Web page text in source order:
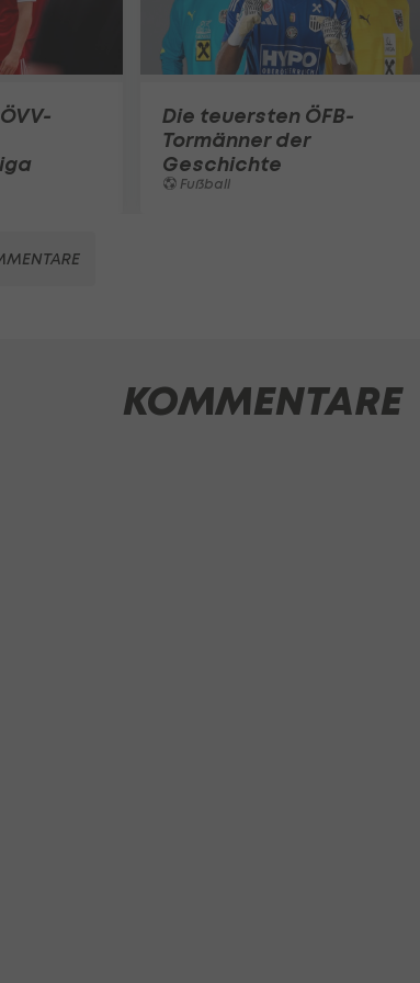
Die teuersten ÖFB-
Tormänner der
Geschichte
Fußball
KOMMENTARE